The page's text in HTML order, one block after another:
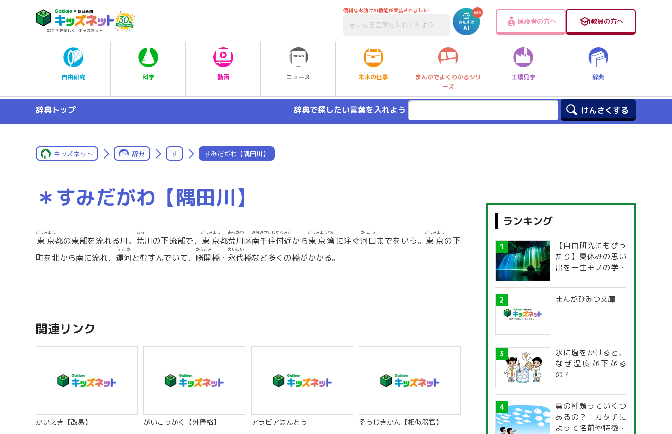
便利なお助けAI機能が実装されました!
保護者の方へ 教員の方へ
自由研究 科学 動画 ニュース 未来の仕事
まんがでよくわかるシリ
ーズ
工場見学 辞典
辞典トップ 辞典で探したい言葉を入れよう
キッズネット 辞典 す すみだがわ【隅田川】
＊すみだがわ【隅田川】
東京
とうきょう
都の東部を流れる川。 荒
あら
川の下流部で， 東京
とうきょう
都荒川
あらかわ
区南千住付近
みなみせんじゅふきん
から東京湾
とうきょうわん
に注ぐ河口
かこう
までをいう。 東京
とうきょう
の下
町を北から南に流れ， 運河
うんが
とむすんでいて， 勝鬨
かちどき
橋・ 永代
えいたい
橋など多くの橋がかかる。
関連リンク
かいえき【改易】 がいこっかく【外骨格】 アラビアはんとう そうじきかん【相似器官】
ランキング
【自由研究にもぴっ
たり】夏休みの思い
出を一生モノの学び
探究ガイド
まんがひみつ文庫
氷に塩をかけると、
なぜ温度が下がる
の？
雲の種類っていくつ
あるの？ カタチに
よって名前や特徴が